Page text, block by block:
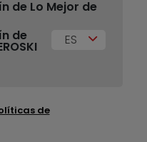
de Lo Mejor de
de
ES
de